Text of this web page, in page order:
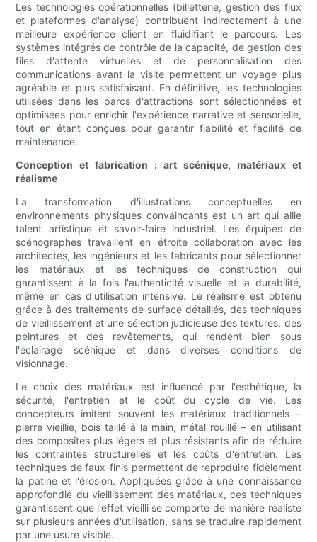
Les technologies opérationnelles (billetterie, gestion des flux
et plateformes d'analyse) contribuent indirectement à une
meilleure expérience client en fluidifiant le parcours. Les
systèmes intégrés de contrôle de la capacité, de gestion des
files d'attente virtuelles et de personnalisation des
communications avant la visite permettent un voyage plus
agréable et plus satisfaisant. En définitive, les technologies
utilisées dans les parcs d'attractions sont sélectionnées et
optimisées pour enrichir l'expérience narrative et sensorielle,
tout en étant conçues pour garantir fiabilité et facilité de
maintenance.
Conception et fabrication : art scénique, matériaux et
réalisme
La transformation d'illustrations conceptuelles en
environnements physiques convaincants est un art qui allie
talent artistique et savoir-faire industriel. Les équipes de
scénographes travaillent en étroite collaboration avec les
architectes, les ingénieurs et les fabricants pour sélectionner
les matériaux et les techniques de construction qui
garantissent à la fois l'authenticité visuelle et la durabilité,
même en cas d'utilisation intensive. Le réalisme est obtenu
grâce à des traitements de surface détaillés, des techniques
de vieillissement et une sélection judicieuse des textures, des
peintures et des revêtements, qui rendent bien sous
l'éclairage scénique et dans diverses conditions de
visionnage.
Le choix des matériaux est influencé par l'esthétique, la
sécurité, l'entretien et le coût du cycle de vie. Les
concepteurs imitent souvent les matériaux traditionnels –
pierre vieillie, bois taillé à la main, métal rouillé – en utilisant
des composites plus légers et plus résistants afin de réduire
les contraintes structurelles et les coûts d'entretien. Les
techniques de faux-finis permettent de reproduire fidèlement
la patine et l'érosion. Appliquées grâce à une connaissance
approfondie du vieillissement des matériaux, ces techniques
garantissent que l'effet vieilli se comporte de manière réaliste
sur plusieurs années d'utilisation, sans se traduire rapidement
par une usure visible.